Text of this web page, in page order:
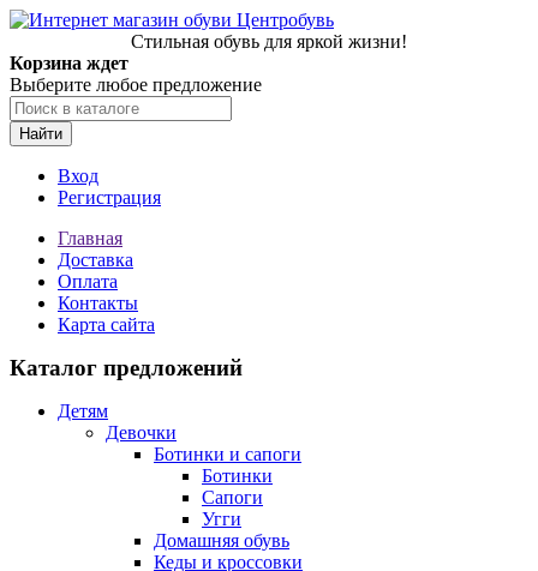
Стильная обувь для яркой жизни!
Корзина ждет
Выберите любое предложение
Найти
Вход
Регистрация
Главная
Доставка
Оплата
Контакты
Карта сайта
Каталог предложений
Детям
Девочки
Ботинки и сапоги
Ботинки
Сапоги
Угги
Домашняя обувь
Кеды и кроссовки